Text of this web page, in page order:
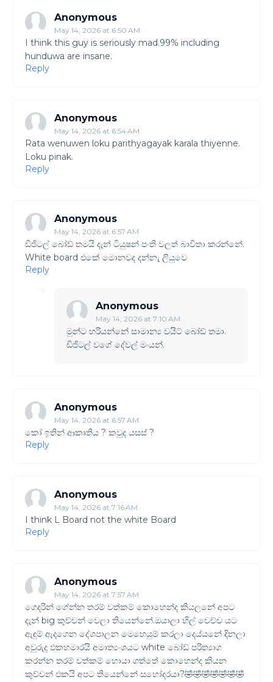
Anonymous
May 14, 2026 at 6:50 AM
I think this guy is seriously mad.99% including
hunduwa are insane.
Reply
Anonymous
May 14, 2026 at 6:54 AM
Rata wenuwen loku parithyagayak karala thiyenne.
Loku pinak.
Reply
Anonymous
May 14, 2026 at 6:57 AM
ඩිජිටල් බෝඩ් තමයි දැන් ටියුෂන් පංති වලත් බාවිතා කරන්නේ.
White board එකේ මොනවද දන්නැ ලියුවෙ
Reply
Anonymous
May 14, 2026 at 7:10 AM
මුන්ට හරියන්නේ සාමාන්‍ය වයිට් බෝඩ් තමා.
ඩිජිටල් වගේ දේවල් මංයන්.
Anonymous
May 14, 2026 at 6:57 AM
කෝ ඉතින් ආකෘතිය ? කවුද යසස් ?
Reply
Anonymous
May 14, 2026 at 7:16 AM
I think L Board not the white Board
Reply
Anonymous
May 14, 2026 at 7:57 AM
ගෙදරින් ගේන්න තරම් වත්කම් කොහෙන්ද කියලනේ අපට
දැන් big කුච්චන් වෙලා තියෙන්නේ.ඔයාලා හිල් වෙච්ච යට
ඇඳුම් ඇදගෙන දේශපාලන මෙහෙයුම් කරලා දෙය්යනේ දිනලා
අවුරුදු ඵකහමාරයි අමාත්‍යංශයට white බෝඩ් පරිත්‍යාග
කරන්න තරම් වත්කම් හොයා ගත්තේ කොහෙන්ද කියන
කුච්චන් ඵකයි අපට තියෙන්නේ සහෝදරයා?🤣🤣🤣🤣🤣🤣🤣